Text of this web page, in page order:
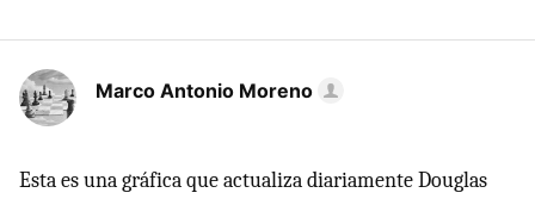
Marco Antonio Moreno
Esta es una gráfica que actualiza diariamente Douglas